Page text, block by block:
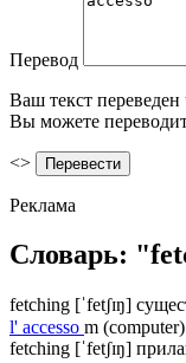
Перевод
Ваш текст переведен
Вы можете
<>
Реклама
Словарь:
fetching [ˈfetʃɪŋ]
l' accesso m (computer)
fetching [ˈfetʃɪŋ]